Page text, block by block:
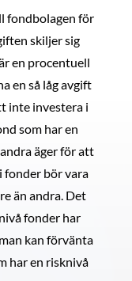
fondbolagen för
skiljer sig
en procentuell
en så låg avgift
inte investera i
som har en
äger för att
fonder bör vara
än andra. Det
fonder har
kan förvänta
har en risknivå